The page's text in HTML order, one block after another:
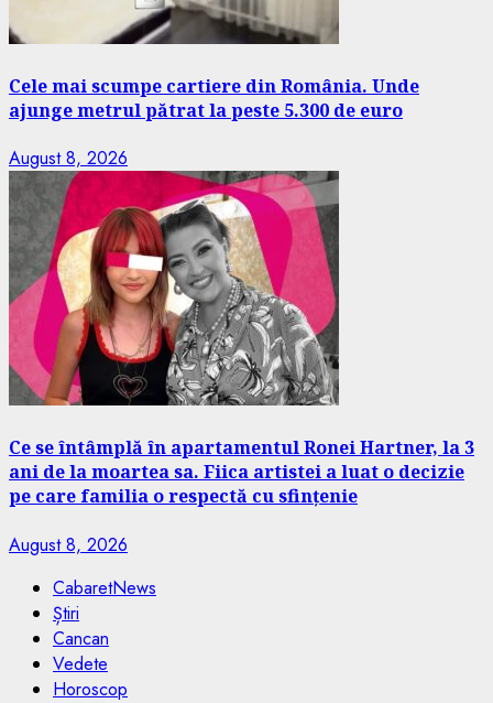
Cele mai scumpe cartiere din România. Unde
ajunge metrul pătrat la peste 5.300 de euro
August 8, 2026
Ce se întâmplă în apartamentul Ronei Hartner, la 3
ani de la moartea sa. Fiica artistei a luat o decizie
pe care familia o respectă cu sfințenie
August 8, 2026
CabaretNews
Știri
Cancan
Vedete
Horoscop